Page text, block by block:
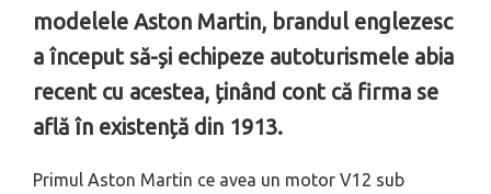
modelele Aston Martin, brandul englezesc
a început să-și echipeze autoturismele abia
recent cu acestea, ținând cont că firma se
află în existență din 1913.
Primul Aston Martin ce avea un motor V12 sub